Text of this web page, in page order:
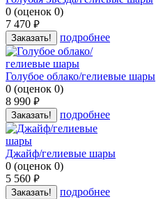
0 (оценок 0)
7 470 руб.
Заказать! подробнее
Голубое облако/гелиевые шары
0 (оценок 0)
8 990 руб.
Заказать! подробнее
Джайф/гелиевые шары
0 (оценок 0)
5 560 руб.
Заказать! подробнее